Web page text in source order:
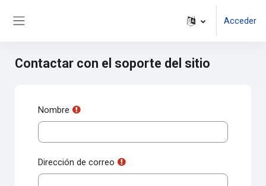
Acceder
Contactar con el soporte del sitio
Nombre
Dirección de correo